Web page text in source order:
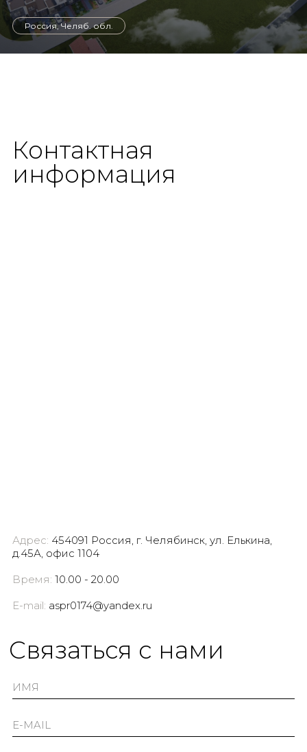
Россия, Челяб. обл.
Контактная
информация
Адрес: 454091 Россия, г. Челябинск, ул. Елькина,
д.45А, офис 1104
Время: 10.00 - 20.00
E-mail: aspr0174@yandex.ru
Cвязаться с нами